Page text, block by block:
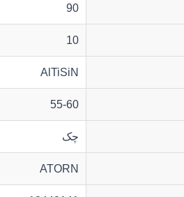
90
10
AlTiSiN
55-60
چک
ATORN